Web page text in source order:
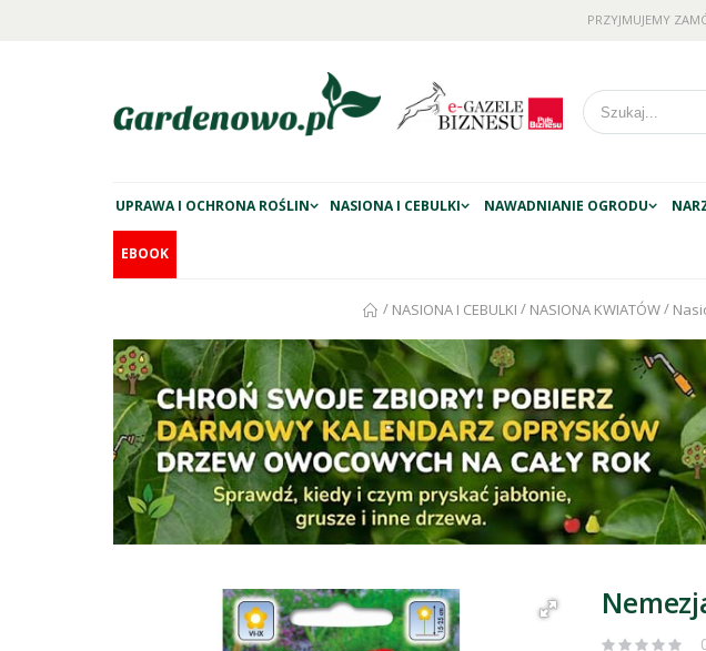
PRZYJMUJEMY
UPRAWA I OCHRONA ROŚLIN NASIONA I CEBULKI NAWADNIANIE OGRODU
EBOOK
/ NASIONA I CEBULKI / NASIONA KWIATÓW/